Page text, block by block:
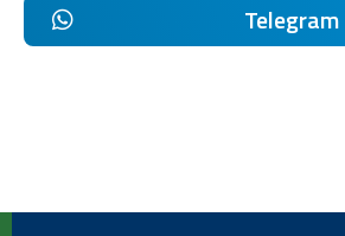
Telegram